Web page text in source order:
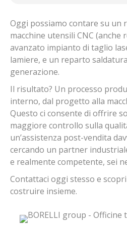
Oggi possiamo contare su un
macchine utensili CNC (anche
avanzato impianto di taglio
lamiere, e un reparto
generazione.
Il risultato? Un processo
interno, dal progetto alla
Questo ci consente di offrire
maggiore controllo sulla
un’assistenza post-vendita
cercando un partner
e realmente competente, sei
Contattaci oggi stesso e
costruire insieme.